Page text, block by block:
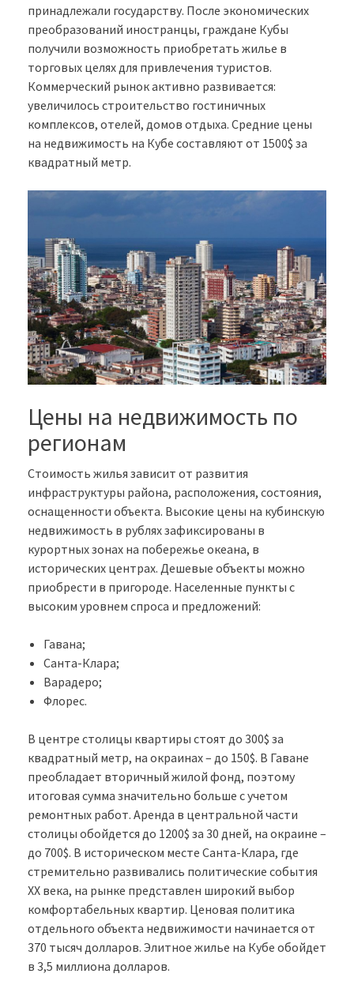
принадлежали государству. После экономических
преобразований иностранцы, граждане Кубы
получили возможность приобретать жилье в
торговых целях для привлечения туристов.
Коммерческий рынок активно развивается:
увеличилось строительство гостиничных
комплексов, отелей, домов отдыха. Средние цены
на недвижимость на Кубе составляют от 1500$ за
квадратный метр.
Цены на недвижимость по
регионам
Стоимость жилья зависит от развития
инфраструктуры района, расположения, состояния,
оснащенности объекта. Высокие цены на кубинскую
недвижимость в рублях зафиксированы в
курортных зонах на побережье океана, в
исторических центрах. Дешевые объекты можно
приобрести в пригороде. Населенные пункты с
высоким уровнем спроса и предложений:
Гавана;
Санта-Клара;
Варадеро;
Флорес.
В центре столицы квартиры стоят до 300$ за
квадратный метр, на окраинах – до 150$. В Гаване
преобладает вторичный жилой фонд, поэтому
итоговая сумма значительно больше с учетом
ремонтных работ. Аренда в центральной части
столицы обойдется до 1200$ за 30 дней, на окраине –
до 700$. В историческом месте Санта-Клара, где
стремительно развивались политические события
XX века, на рынке представлен широкий выбор
комфортабельных квартир. Ценовая политика
отдельного объекта недвижимости начинается от
370 тысяч долларов. Элитное жилье на Кубе обойдет
в 3,5 миллиона долларов.